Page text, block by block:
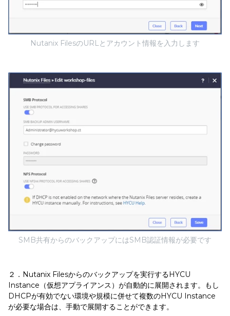
Nutanix FilesのURLとアカウント情報を入力します
SMB共有からのバックアップにはSMB認証情報が必要です
２．Nutanix Filesからのバックアップを実行するHYCU
Instance（仮想アプライアンス）が自動的に展開されます。もし
DHCPが有効でない環境や規模に併せて複数のHYCU Instance
が必要な場合は、手動で展開することができます。